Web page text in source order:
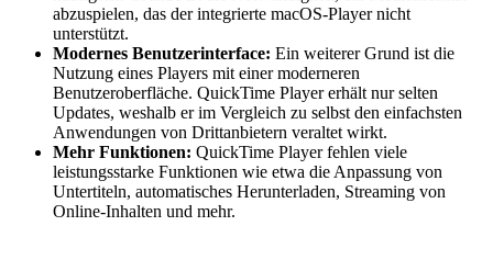
abzuspielen, das der integrierte macOS-Player nicht
unterstützt.
Modernes Benutzerinterface: Ein weiterer Grund ist die
Nutzung eines Players mit einer moderneren
Benutzeroberfläche. QuickTime Player erhält nur selten
Updates, weshalb er im Vergleich zu selbst den einfachsten
Anwendungen von Drittanbietern veraltet wirkt.
Mehr Funktionen: QuickTime Player fehlen viele
leistungsstarke Funktionen wie etwa die Anpassung von
Untertiteln, automatisches Herunterladen, Streaming von
Online-Inhalten und mehr.